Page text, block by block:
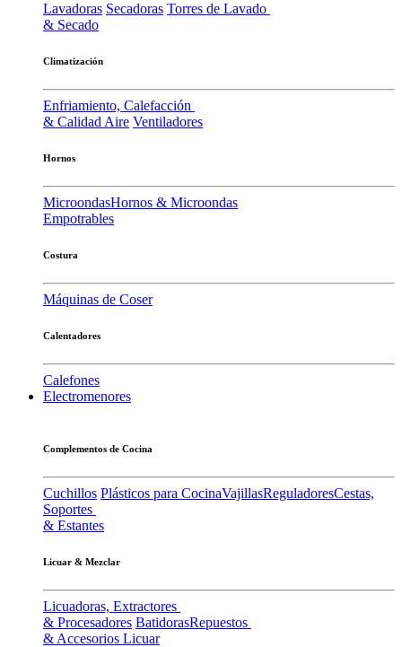
Lavadoras Secadoras Torres de Lavado
& Secado
Climatización
Enfriamiento, Calefacción
& Calidad Aire Ventiladores
Hornos
MicroondasHornos & Microondas
Empotrables
Costura
Máquinas de Coser
Calentadores
Calefones
Electromenores
Complementos de Cocina
Cuchillos Plásticos para CocinaVajillasReguladoresCestas,
Soportes
& Estantes
Licuar & Mezclar
Licuadoras, Extractores
& Procesadores BatidorasRepuestos
& Accesorios Licuar